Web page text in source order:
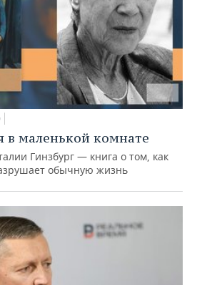
в маленькой комнате
Гинзбург — книга о том, как
обычную жизнь